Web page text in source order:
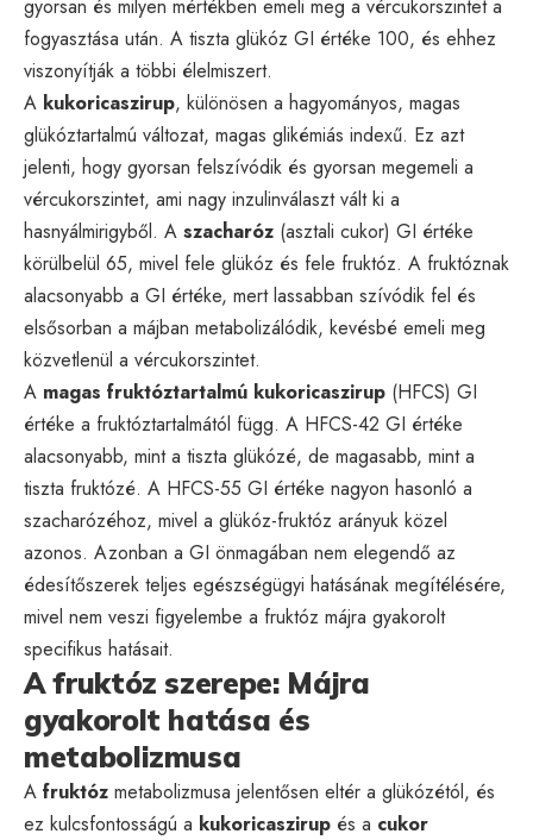
gyorsan és milyen mértékben emeli meg a vércukorszintet a
fogyasztása után. A tiszta glükóz GI értéke 100, és ehhez
viszonyítják a többi élelmiszert.
A kukoricaszirup, különösen a hagyományos, magas
glükóztartalmú változat, magas glikémiás indexű. Ez azt
jelenti, hogy gyorsan felszívódik és gyorsan megemeli a
vércukorszintet, ami nagy inzulinválaszt vált ki a
hasnyálmirigyből. A szacharóz (asztali cukor) GI értéke
körülbelül 65, mivel fele glükóz és fele fruktóz. A fruktóznak
alacsonyabb a GI értéke, mert lassabban szívódik fel és
elsősorban a májban metabolizálódik, kevésbé emeli meg
közvetlenül a vércukorszintet.
A magas fruktóztartalmú kukoricaszirup (HFCS) GI
értéke a fruktóztartalmától függ. A HFCS-42 GI értéke
alacsonyabb, mint a tiszta glükózé, de magasabb, mint a
tiszta fruktózé. A HFCS-55 GI értéke nagyon hasonló a
szacharózéhoz, mivel a glükóz-fruktóz arányuk közel
azonos. Azonban a GI önmagában nem elegendő az
édesítőszerek teljes egészségügyi hatásának megítélésére,
mivel nem veszi figyelembe a fruktóz májra gyakorolt
specifikus hatásait.
A fruktóz szerepe: Májra
gyakorolt hatása és
metabolizmusa
A fruktóz metabolizmusa jelentősen eltér a glükózétól, és
ez kulcsfontosságú a kukoricaszirup és a cukor